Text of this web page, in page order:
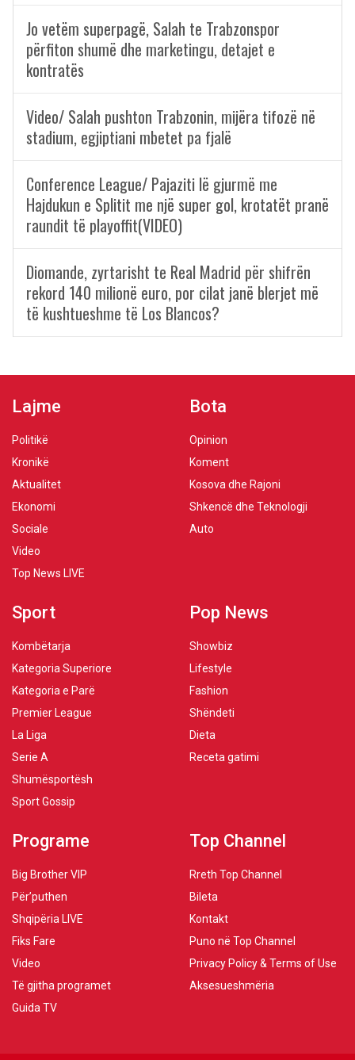
Jo vetëm superpagë, Salah te Trabzonspor
përfiton shumë dhe marketingu, detajet e
kontratës
Video/ Salah pushton Trabzonin, mijëra tifozë në
stadium, egjiptiani mbetet pa fjalë
Conference League/ Pajaziti lë gjurmë me
Hajdukun e Splitit me një super gol, krotatët pranë
raundit të playoffit(VIDEO)
Diomande, zyrtarisht te Real Madrid për shifrën
rekord 140 milionë euro, por cilat janë blerjet më
të kushtueshme të Los Blancos?
Lajme
Politikë
Kronikë
Aktualitet
Ekonomi
Sociale
Video
Top News LIVE
Bota
Opinion
Koment
Kosova dhe Rajoni
Shkencë dhe Teknologji
Auto
Sport
Kombëtarja
Kategoria Superiore
Kategoria e Parë
Premier League
La Liga
Serie A
Shumësportësh
Sport Gossip
Pop News
Showbiz
Lifestyle
Fashion
Shëndeti
Dieta
Receta gatimi
Programe
Big Brother VIP
Për’puthen
Shqipëria LIVE
Fiks Fare
Video
Të gjitha programet
Guida TV
Top Channel
Rreth Top Channel
Bileta
Kontakt
Puno në Top Channel
Privacy Policy & Terms of Use
Aksesueshmëria